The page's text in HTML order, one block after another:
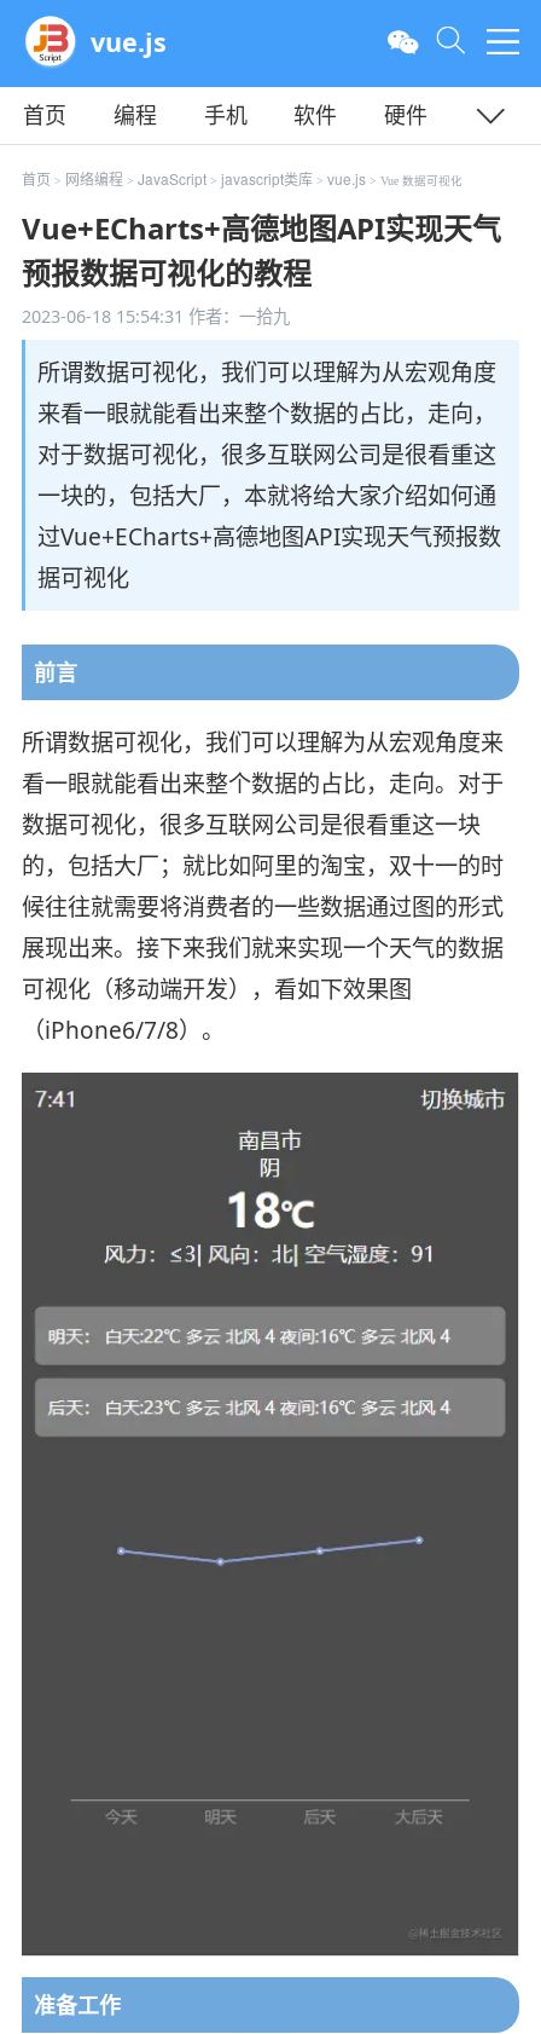
vue.js
首页 编程 手机 软件
硬件
教程
平面 服务器
首页 > 网络编程 > JavaScript> javascript类库> vue.js> Vue 数据可视化
Vue+ECharts+高德地图API实现天气
预报数据可视化的教程
2023-06-18 15:54:31 作者：一拾九
所谓数据可视化，我们可以理解为从宏观角度
来看一眼就能看出来整个数据的占比，走向，
对于数据可视化，很多互联网公司是很看重这
一块的，包括大厂，本就将给大家介绍如何通
过Vue+ECharts+高德地图API实现天气预报数
据可视化
前言
所谓数据可视化，我们可以理解为从宏观角度来
看一眼就能看出来整个数据的占比，走向。对于
数据可视化，很多互联网公司是很看重这一块
的，包括大厂；就比如阿里的淘宝，双十一的时
候往往就需要将消费者的一些数据通过图的形式
展现出来。接下来我们就来实现一个天气的数据
可视化（移动端开发），看如下效果图
（iPhone6/7/8）。
准备工作